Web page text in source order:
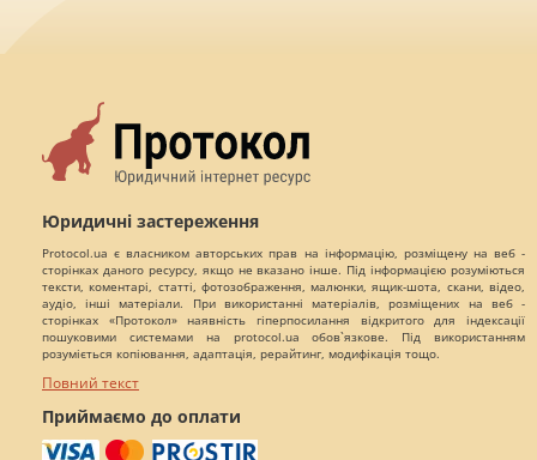
Юридичні застереження
Protocol.ua є власником авторських прав на інформацію, розміщену на веб -
сторінках даного ресурсу, якщо не вказано інше. Під інформацією розуміються
тексти, коментарі, статті, фотозображення, малюнки, ящик-шота, скани, відео,
аудіо, інші матеріали. При використанні матеріалів, розміщених на веб -
сторінках «Протокол» наявність гіперпосилання відкритого для індексації
пошуковими системами на protocol.ua обов`язкове. Під використанням
розуміється копіювання, адаптація, рерайтинг, модифікація тощо.
Повний текст
Приймаємо до оплати